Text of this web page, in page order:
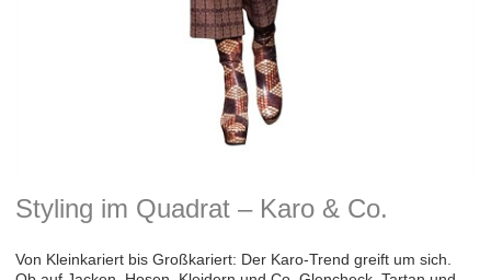
Styling im Quadrat – Karo & Co.
Von Kleinkariert bis Großkariert: Der Karo-Trend greift um sich.